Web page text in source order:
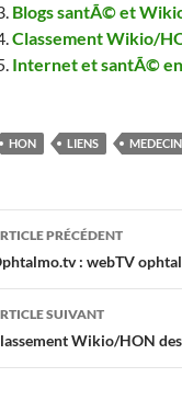
Blogs santÃ© et
Classement Wikio/
Internet et santÃ©
HON LIENS
PRÉCÉDENT
: webTV
SUIVANT
Wikio/HON